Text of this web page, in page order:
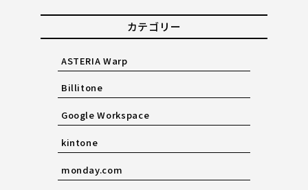
カテゴリー
ASTERIA Warp
Billitone
Google Workspace
kintone
monday.com